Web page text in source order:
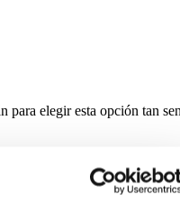
para elegir esta opción tan
son claras o en el